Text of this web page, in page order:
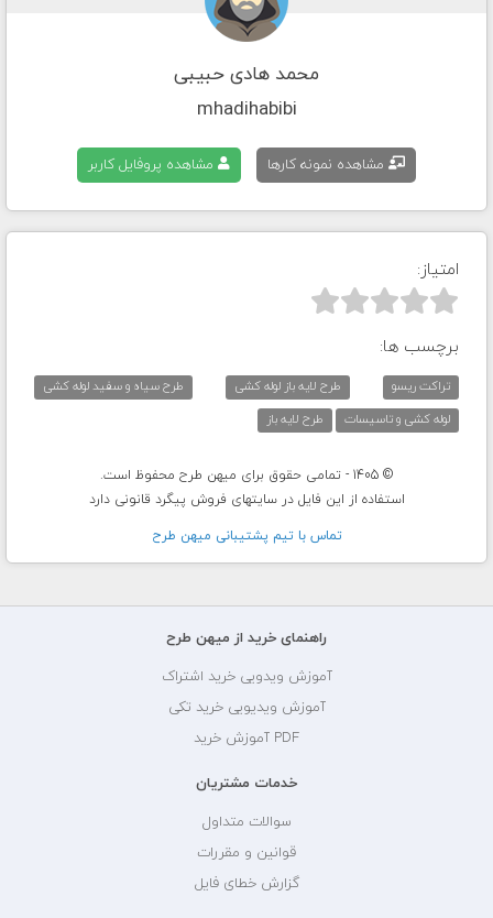
محمد هادی حبیبی
mhadihabibi
مشاهده نمونه کارها مشاهده پروفایل کاربر
امتیاز:



برچسب ها:
تراکت ریسو طرح لایه باز لوله کشی
طرح سیاه و سفید لوله کشی
لوله کشی و تاسیسات
طرح لایه باز
© 1405 - تمامی حقوق برای میهن طرح محفوظ است.
استفاده از این فایل در سایتهای فروش پیگرد قانونی دارد
تماس با تيم پشتيبانی ميهن طرح
راهنمای خرید از میهن طرح
آموزش ویدویی خرید اشتراک
آموزش ویدیویی خرید تکی
PDF آموزش خرید
خدمات مشتریان
سوالات متداول
قوانین و مقررات
گزارش خطای فایل